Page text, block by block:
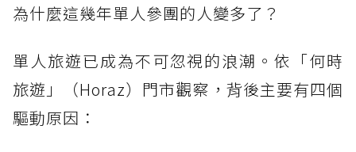
為什麼這幾年單人參團的人變多了？
單人旅遊已成為不可忽視的浪潮。依「何時
旅遊」（Horaz）門市觀察，背後主要有四個
驅動原因：